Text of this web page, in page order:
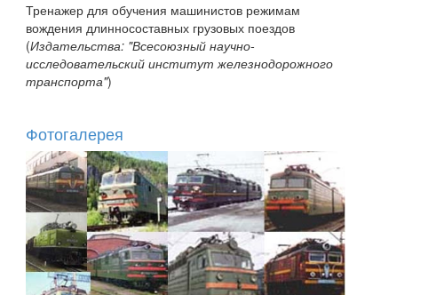
Тренажер для обучения машинистов режимам
вождения длинносоставных грузовых поездов
(Издательства: "Всесоюзный научно-
исследовательский институт железнодорожного
транспорта")
Фотогалерея